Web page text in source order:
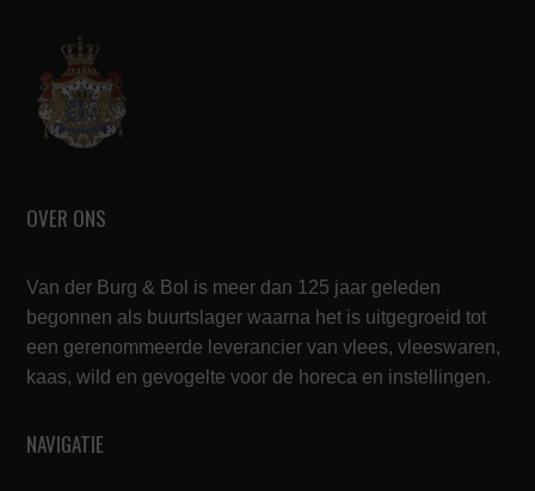
OVER ONS
Van der Burg & Bol is meer dan 125 jaar geleden
begonnen als buurtslager waarna het is uitgegroeid tot
een gerenommeerde leverancier van vlees, vleeswaren,
kaas, wild en gevogelte voor de horeca en instellingen.
NAVIGATIE